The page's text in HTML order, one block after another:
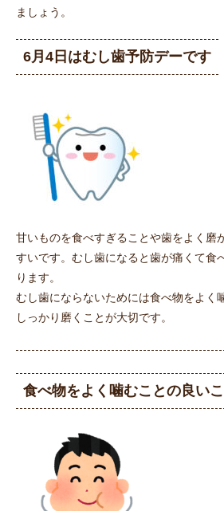
ましょう。
6月4日はむし歯予防デーです
甘いものを食べすぎることや歯をよく磨
すいです。むし歯になると歯が痛くて食
ります。
むし歯にならないためには食べ物をよく
しっかり磨くことが大切です。
食べ物をよく噛むことの良い